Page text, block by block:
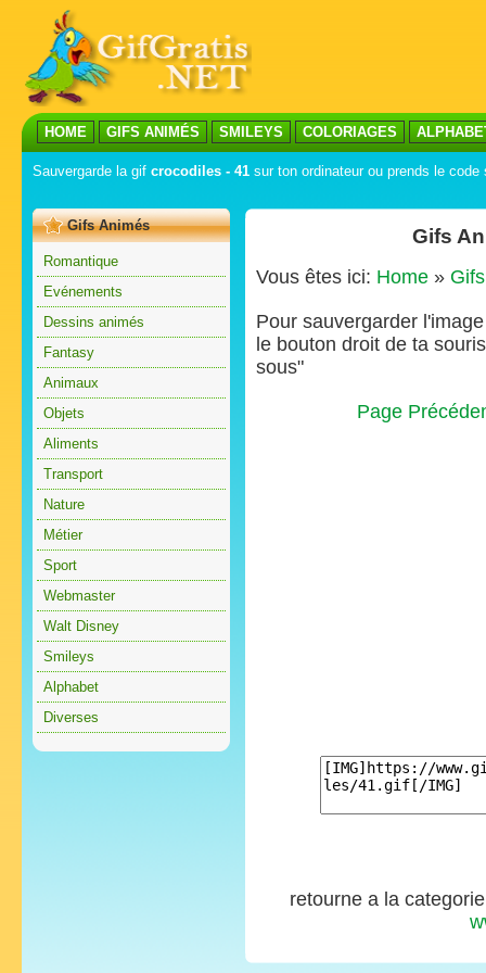
HOME GIFS ANIMÉS SMILEYS COLORIAGES
Sauvergarde la gif crocodiles - 41 sur ton ordinateur ou prends le code
Gifs Animés
Romantique
Evénements
Dessins animés
Fantasy
Animaux
Objets
Aliments
Transport
Nature
Métier
Sport
Webmaster
Walt Disney
Smileys
Alphabet
Diverses
Gifs
Vous êtes ici: Home »
Pour sauvergarder
le bouton droit de ta
sous"
Page
retourne a la